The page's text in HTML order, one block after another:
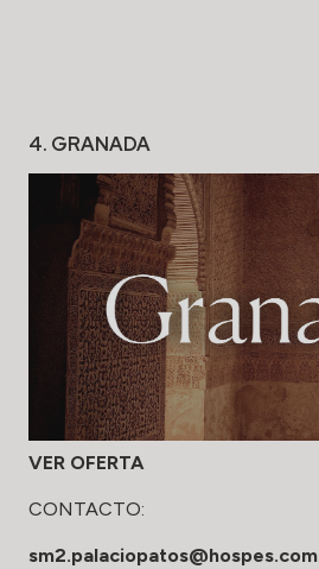
4. GRANADA
VER OFERTA
CONTACTO:
sm2.palaciopatos@hospes.com